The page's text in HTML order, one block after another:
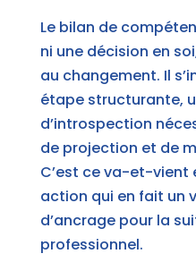
Le bilan de
ni une décision en
au changement. Il
étape structurante,
d’introspection
de projection et de
C’est ce va-et-vient
action qui en fait un
d’ancrage pour la
professionnel.